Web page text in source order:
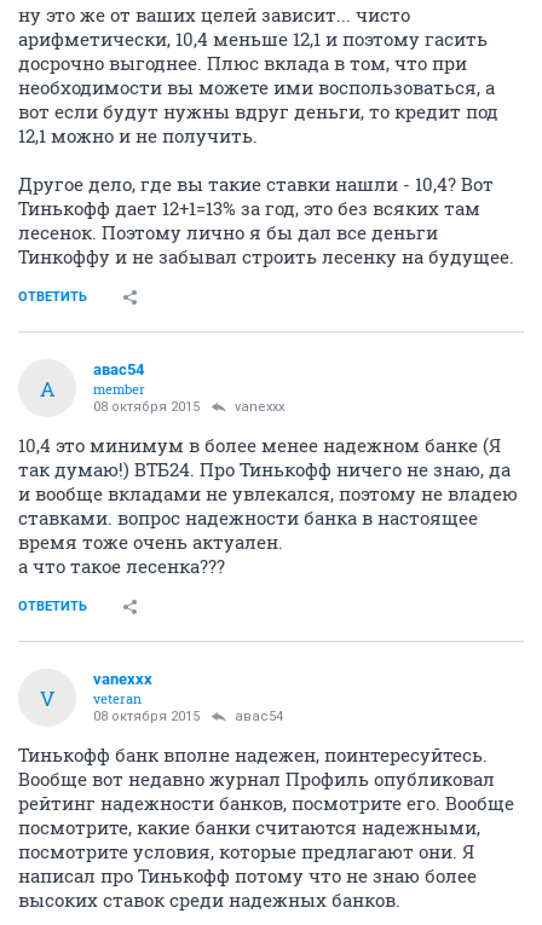
ну это же от ваших целей зависит... чисто
арифметически, 10,4 меньше 12,1 и поэтому гасить
досрочно выгоднее. Плюс вклада в том, что при
необходимости вы можете ими воспользоваться, а
вот если будут нужны вдруг деньги, то кредит под
12,1 можно и не получить.
Другое дело, где вы такие ставки нашли - 10,4? Вот
Тинькофф дает 12+1=13% за год, это без всяких там
лесенок. Поэтому лично я бы дал все деньги
Тинкоффу и не забывал строить лесенку на будущее.
ОТВЕТИТЬ
А
авас54
member
08 октября 2015 vanexxx
10,4 это минимум в более менее надежном банке (Я
так думаю!) ВТБ24. Про Тинькофф ничего не знаю, да
и вообще вкладами не увлекался, поэтому не владею
ставками. вопрос надежности банка в настоящее
время тоже очень актуален.
а что такое лесенка???
ОТВЕТИТЬ
V
vanexxx
veteran
08 октября 2015 авас54
Тинькофф банк вполне надежен, поинтересуйтесь.
Вообще вот недавно журнал Профиль опубликовал
рейтинг надежности банков, посмотрите его. Вообще
посмотрите, какие банки считаются надежными,
посмотрите условия, которые предлагают они. Я
написал про Тинькофф потому что не знаю более
высоких ставок среди надежных банков.